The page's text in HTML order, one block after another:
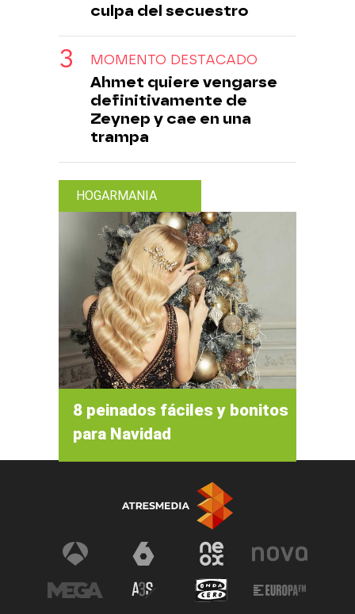
culpa del secuestro
MOMENTO DESTACADO
Ahmet quiere vengarse
definitivamente de
Zeynep y cae en una
trampa
HOGARMANIA
8 peinados fáciles y bonitos
para Navidad